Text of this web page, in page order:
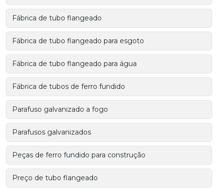
Fábrica de tubo flangeado
Fábrica de tubo flangeado para esgoto
Fábrica de tubo flangeado para água
Fábrica de tubos de ferro fundido
Parafuso galvanizado a fogo
Parafusos galvanizados
Peças de ferro fundido para construção
Preço de tubo flangeado